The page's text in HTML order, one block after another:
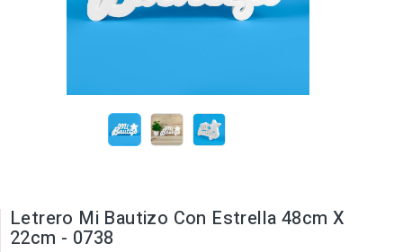
Letrero Mi Bautizo Con Estrella 48cm X
22cm - 0738